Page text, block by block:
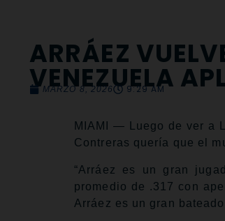
ARRÁEZ
VENEZUELA
MARZO 8, 2026 9:29 AM
MIAMI — Luego de ver a
Contreras quería que el
“Arráez es un gran
promedio de .317 con
Arráez es un gran